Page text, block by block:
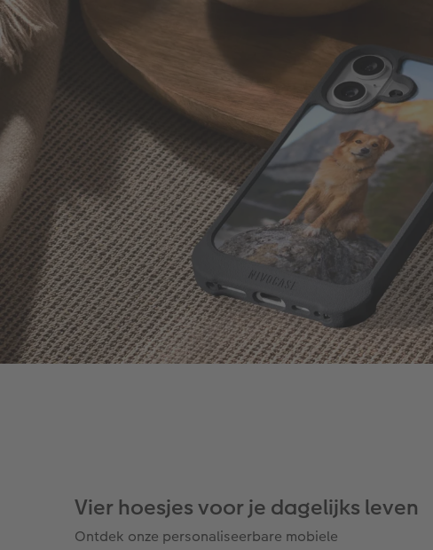
Vier hoesjes voor je dagelijks leven
Ontdek onze personaliseerbare mobiele